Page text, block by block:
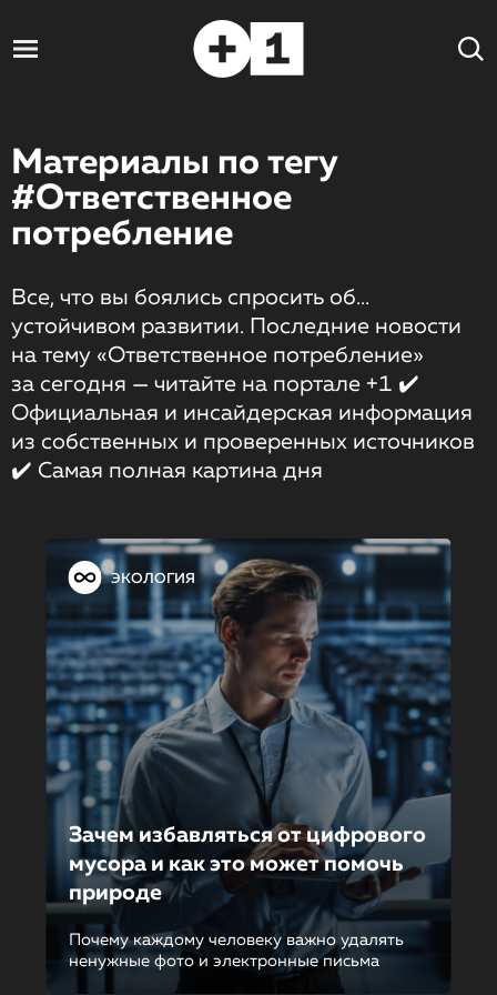
Материалы по тегу
#Ответственное
потребление
Все, что вы боялись спросить об...
устойчивом развитии. Последние новости
на тему «Ответственное потребление»
за сегодня — читайте на портале +1 ✔️
Официальная и инсайдерская информация
из собственных и проверенных источников
✔️ Самая полная картина дня
ЭКОЛОГИЯ
Зачем избавляться от цифрового
мусора и как это может помочь
природе
Почему каждому человеку важно удалять
ненужные фото и электронные письма